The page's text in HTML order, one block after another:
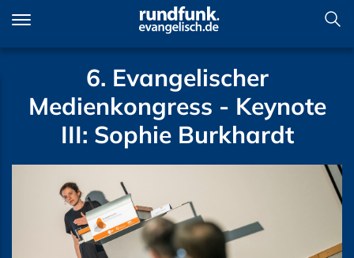
zum
Inhalt
6. Evangelischer
Medienkongress - Keynote
III: Sophie Burkhardt